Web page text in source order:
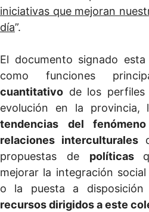
iniciativas que mejoran
día”.
El documento signado
como funciones
cuantitativo de los perfiles
evolución en la provincia,
tendencias del
relaciones interculturales
propuestas de políticas
mejorar la integración
o la puesta a
recursos dirigidos a este